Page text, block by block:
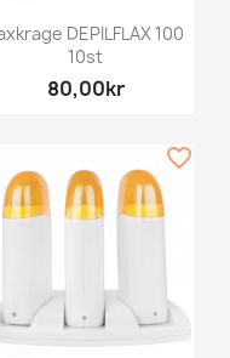
DEPILFLAX 100
10st
80,00kr
favorite_border